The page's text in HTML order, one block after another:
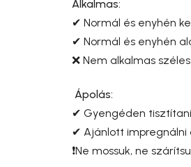
Alkalmas:
✔ Normál és enyhén
✔ Normál és enyhén
❌ Nem alkalmas
Ápolás:
✔ Gyengéden
✔ Ajánlott impregnálni
❗Ne mossuk, ne